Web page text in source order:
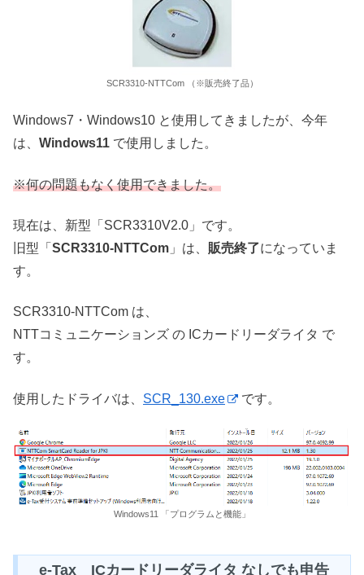
SCR3310-NTTCom （※販売終了品）
Windows7・Windows10 と使用してきましたが、今年
は、 Windows11 で使用しました。
※何の問題もなく使用できました。
現在は、新型「SCR3310V2.0」です。
旧型「 SCR3310-NTTCom 」は、 販売終了になっていま
す。
SCR3310-NTTCom は、
NTTコミュニケーションズ の ICカードリーダライタ で
す。
使用したドライバは、 SCR_130.exe です。
Windows11 「プログラムと機能」
e-Tax ICカードリーダライタ なしでも申告